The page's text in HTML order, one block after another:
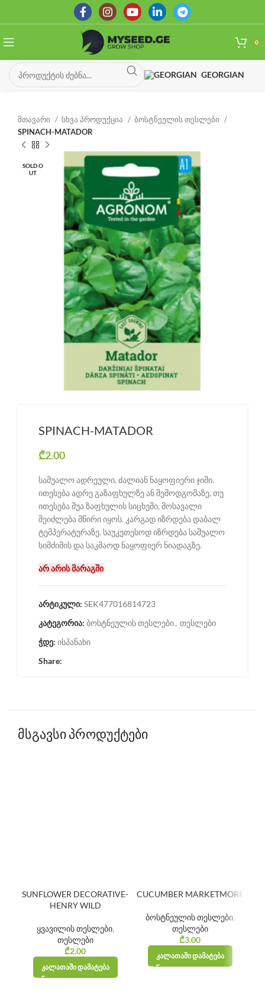
0
GEORGIAN
მთავარი სხვა პროდუქცია
ბოსტნეულის თესლები
SPINACH-MATADOR
SOLD O
UT
SPINACH-MATADOR
₾2.00
საშუალო ადრეული, ძალიან ნაყოფიერი ჯიში.
ითესება ადრე გაზაფხულზე ან შემოდგომაზე, თუ
ითესება შუა ზაფხულის სიცხეში, მოსავალი
შეიძლება მწირი იყოს. კარგად იზრდება დაბალ
ტემპერატურაზე. საუკეთესოდ იზრდება საშუალო
სიმძიმის და საკმაოდ ნაყოფიერ ნიადაგზე.
არ არის მარაგში
არტიკული: SEK477016814723
კატეგორია: ბოსტნეულის თესლები, თესლები
ჭდე: ისპანახი
Share:
მსგავსი პროდუქტები
SUNFLOWER DECORATIVE-
HENRY WILD
ყვავილის თესლები,
თესლები
₾2.00
ᲙᲐᲚᲐᲗᲐᲨᲘ ᲓᲐᲛᲐᲢᲔᲑᲐ
CUCUMBER MARKETMORE
ბოსტნეულის თესლები,
თესლები
₾3.00
ᲙᲐᲚᲐᲗᲐᲨᲘ ᲓᲐᲛᲐᲢᲔᲑᲐ